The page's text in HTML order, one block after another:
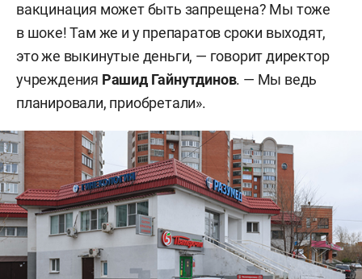
вакцинация может быть запрещена? Мы тоже
в шоке! Там же и у препаратов сроки выходят,
это же выкинутые деньги, — говорит директор
учреждения Рашид Гайнутдинов. — Мы ведь
планировали, приобретали».